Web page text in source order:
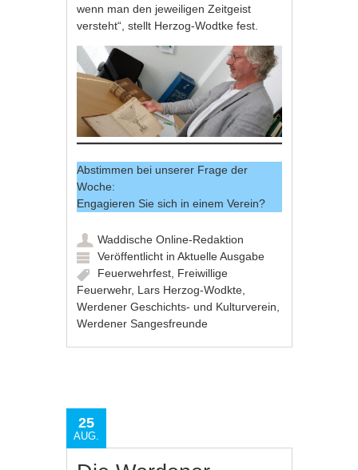
wenn man den jeweiligen Zeitgeist
versteht“, stellt Herzog-Wodtke fest.
Abstimmen bei unserer Frage der
Woche:
Engagieren Sie sich in einem Verein?
Waddische Online-Redaktion
Veröffentlicht inAktuelle Ausgabe
Feuerwehrfest Freiwillige
Feuerwehr, Lars Herzog-Wodkte
Werdener Geschichts- und Kulturverein
Werdener Sangesfreunde
25
AUG.